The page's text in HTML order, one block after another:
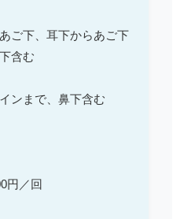
ご下、耳下からあご下
含む
ンまで、鼻下含む
円／回